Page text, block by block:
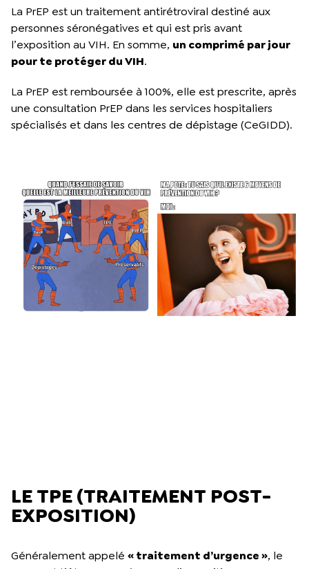
La PrEP est un traitement antirétroviral destiné aux
personnes séronégatives et qui est pris avant
l’exposition au VIH. En somme, un comprimé par jour
pour te protéger du VIH.
La PrEP est remboursée à 100%, elle est prescrite, après
une consultation PrEP dans les services hospitaliers
spécialisés et dans les centres de dépistage (CeGIDD).
LE TPE (TRAITEMENT POST-
EXPOSITION)
Généralement appelé « traitement d’urgence », le